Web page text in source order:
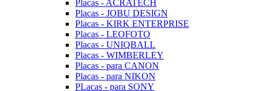
Placas - ACRATECH
Placas - JOBU DESIGN
Placas - KIRK ENTERPRISE
Placas - LEOFOTO
Placas - UNIQBALL
Placas - WIMBERLEY
Placas - para CANON
Placas - para NIKON
PLacas - para SONY